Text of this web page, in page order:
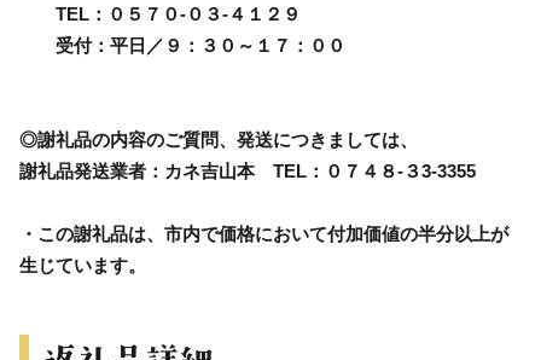
TEL：０５７０-０３-４１２９
受付：平日／９：３０～１７：００
◎謝礼品の内容のご質問、発送につきましては、
謝礼品発送業者：カネ吉山本 TEL：０７４８-３3-3355
・この謝礼品は、市内で価格において付加価値の半分以上が
生じています。